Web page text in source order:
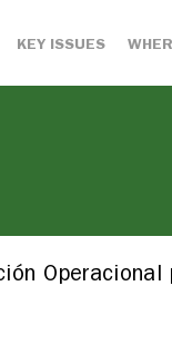
KEY ISSUES
Operacional